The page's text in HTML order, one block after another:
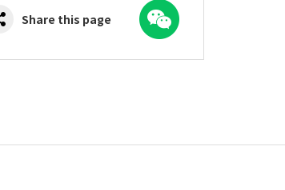
Share this page
WeChat